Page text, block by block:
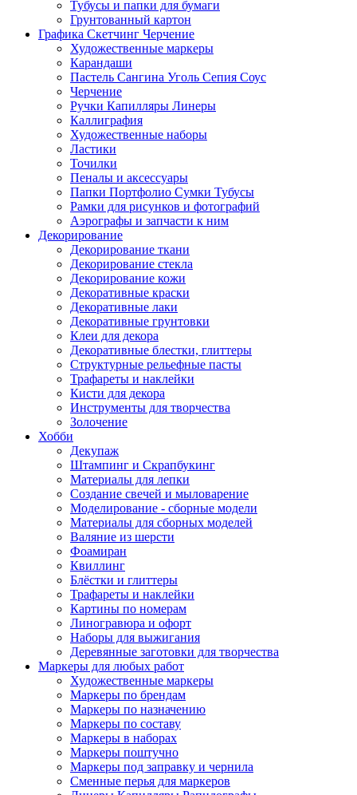
Тубусы и папки для бумаги
Грунтованный картон
Графика Скетчинг Черчение
Художественные маркеры
Карандаши
Пастель Сангина Уголь Сепия Соус
Черчение
Ручки Капилляры Линеры
Каллиграфия
Художественные наборы
Ластики
Точилки
Пеналы и аксессуары
Папки Портфолио Сумки Тубусы
Рамки для рисунков и фотографий
Аэрографы и запчасти к ним
Декорирование
Декорирование ткани
Декорирование стекла
Декорирование кожи
Декоративные краски
Декоративные лаки
Декоративные грунтовки
Клеи для декора
Декоративные блестки, глиттеры
Структурные рельефные пасты
Трафареты и наклейки
Кисти для декора
Инструменты для творчества
Золочение
Хобби
Декупаж
Штампинг и Скрапбукинг
Материалы для лепки
Создание свечей и мыловарение
Моделирование - сборные модели
Материалы для сборных моделей
Валяние из шерсти
Фоамиран
Квиллинг
Блёстки и глиттеры
Трафареты и наклейки
Картины по номерам
Линогравюра и офорт
Наборы для выжигания
Деревянные заготовки для творчества
Маркеры для любых работ
Художественные маркеры
Маркеры по брендам
Маркеры по назначению
Маркеры по составу
Маркеры в наборах
Маркеры поштучно
Маркеры под заправку и чернила
Сменные перья для маркеров